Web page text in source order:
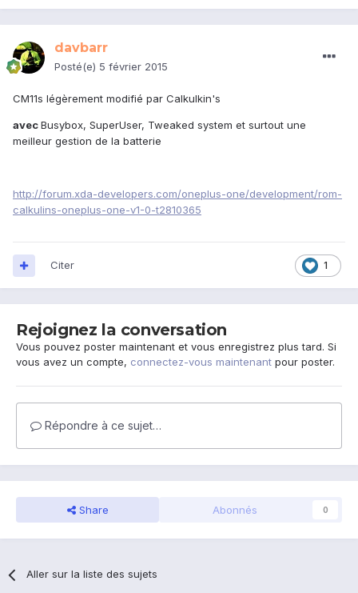
davbarr
Posté(e) 5 février 2015
CM11s légèrement modifié par Calkulkin's
avecBusybox, SuperUser, Tweaked system et surtout une
meilleur gestion de la batterie
http://forum.xda-developers.com/oneplus-one/development/rom-
calkulins-oneplus-one-v1-0-t2810365
1
Citer
Rejoignez la conversation
Vous pouvez poster maintenant et vous enregistrez plus tard. Si
vous avez un compte, connectez-vous maintenant pour poster.
Répondre à ce sujet…
Share Abonnés 0
Aller sur la liste des sujets